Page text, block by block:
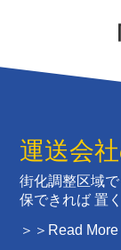
運送会
街化調整区域で
保できれば 置
＞＞Read More